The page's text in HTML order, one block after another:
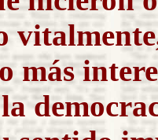
más